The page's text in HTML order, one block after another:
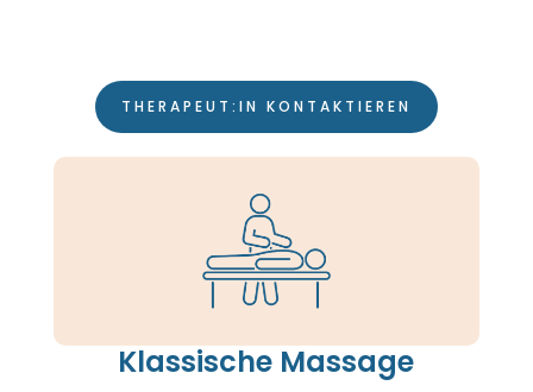
THERAPEUT:IN KONTAKTIEREN
Klassische Massage